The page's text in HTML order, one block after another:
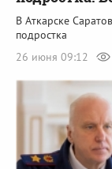
В Аткарске
подростка
26 июня 09:12